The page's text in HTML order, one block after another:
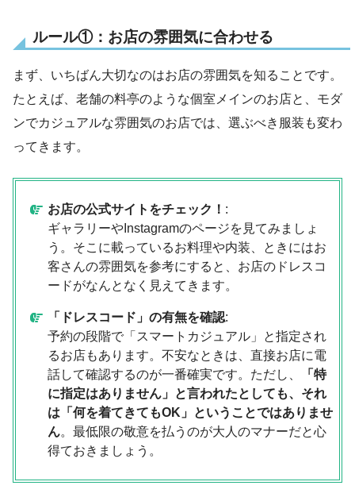
ルール①：お店の雰囲気に合わせる
まず、いちばん大切なのはお店の雰囲気を知ることです。
たとえば、老舗の料亭のような個室メインのお店と、モダ
ンでカジュアルな雰囲気のお店では、選ぶべき服装も変わ
ってきます。
お店の公式サイトをチェック！ :
ギャラリーやInstagramのページを見てみましょ
う。そこに載っているお料理や内装、ときにはお
客さんの雰囲気を参考にすると、お店のドレスコ
ードがなんとなく見えてきます。
「ドレスコード」の有無を確認:
予約の段階で「スマートカジュアル」と指定され
るお店もあります。不安なときは、直接お店に電
話して確認するのが一番確実です。ただし、
「特
に指定はありません」と言われたとしても、それ
は「何を着てきてもOK」ということではありませ
ん。最低限の敬意を払うのが大人のマナーだと心
得ておきましょう。